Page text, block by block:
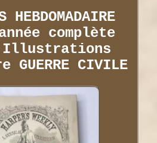
HEBDOMADAIRE
complète
GUERRE CIVILE